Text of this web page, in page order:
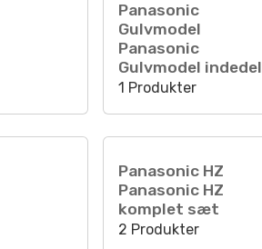
Panasonic
Gulvmodel
Panasonic
Gulvmodel indedel
1 Produkter
Panasonic HZ
Panasonic HZ
komplet sæt
2 Produkter